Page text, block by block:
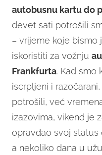
autobusnu kartu do
devet sati potrošili
– vrijeme koje bismo
iskoristiti za vožnju
Frankfurta. Kad smo
iscrpljeni i
potrošili, već
izazovima, vikend je
opravdao svoj status
a nekoliko dana u